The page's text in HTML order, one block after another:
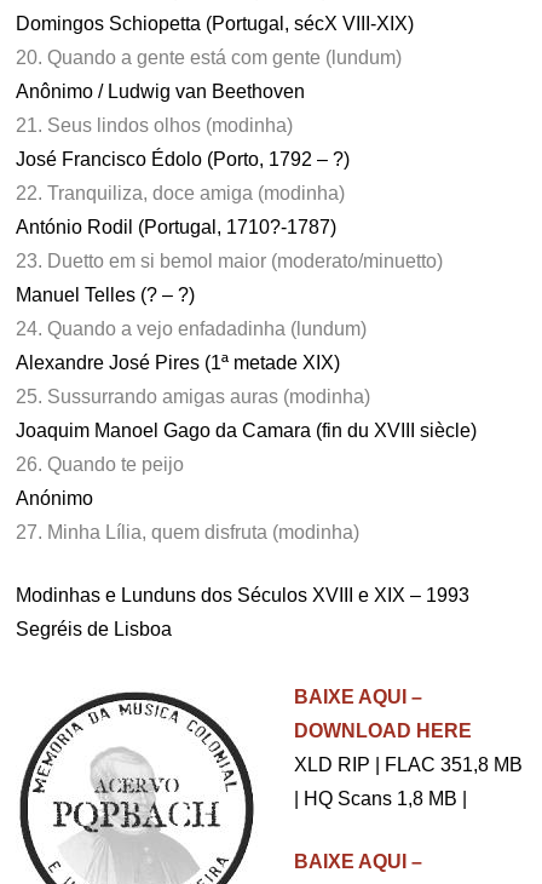
Domingos Schiopetta (Portugal, sécX VIII-XIX)
20. Quando a gente está com gente (lundum)
Anônimo / Ludwig van Beethoven
21. Seus lindos olhos (modinha)
José Francisco Édolo (Porto, 1792 – ?)
22. Tranquiliza, doce amiga (modinha)
António Rodil (Portugal, 1710?-1787)
23. Duetto em si bemol maior (moderato/minuetto)
Manuel Telles (? – ?)
24. Quando a vejo enfadadinha (lundum)
Alexandre José Pires (1ª metade XIX)
25. Sussurrando amigas auras (modinha)
Joaquim Manoel Gago da Camara (fin du XVIII siècle)
26. Quando te peijo
Anónimo
27. Minha Lília, quem disfruta (modinha)
Modinhas e Lunduns dos Séculos XVIII e XIX – 1993
Segréis de Lisboa
BAIXE AQUI –
DOWNLOAD HERE
XLD RIP | FLAC 351,8 MB
| HQ Scans 1,8 MB |
BAIXE AQUI –